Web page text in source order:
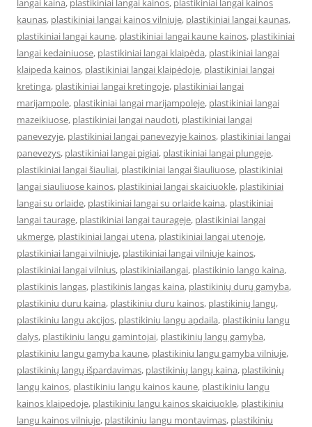
langai kaina, plastikiniai langai kainos, plastikiniai langai kainos
kaunas, plastikiniai langai kainos vilniuje, plastikiniai langai kaunas,
plastikiniai langai kaune, plastikiniai langai kaune kainos, plastikiniai
langai kedainiuose, plastikiniai langai klaipėda, plastikiniai langai
klaipeda kainos, plastikiniai langai klaipėdoje, plastikiniai langai
kretinga, plastikiniai langai kretingoje, plastikiniai langai
marijampole, plastikiniai langai marijampoleje, plastikiniai langai
mazeikiuose, plastikiniai langai naudoti, plastikiniai langai
panevezyje, plastikiniai langai panevezyje kainos, plastikiniai langai
panevezys, plastikiniai langai pigiai, plastikiniai langai plungeje,
plastikiniai langai šiauliai, plastikiniai langai šiauliuose, plastikiniai
langai siauliuose kainos, plastikiniai langai skaiciuokle, plastikiniai
langai su orlaide, plastikiniai langai su orlaide kaina, plastikiniai
langai taurage, plastikiniai langai taurageje, plastikiniai langai
ukmerge, plastikiniai langai utena, plastikiniai langai utenoje,
plastikiniai langai vilniuje, plastikiniai langai vilniuje kainos,
plastikiniai langai vilnius, plastikiniailangai, plastikinio lango kaina,
plastikinis langas, plastikinis langas kaina, plastikinių durų gamyba,
plastikiniu duru kaina, plastikiniu duru kainos, plastikinių langų,
plastikiniu langu akcijos, plastikiniu langu apdaila, plastikiniu langu
dalys, plastikiniu langu gamintojai, plastikinių langų gamyba,
plastikiniu langu gamyba kaune, plastikiniu langu gamyba vilniuje,
plastikinių langų išpardavimas, plastikinių langų kaina, plastikinių
langų kainos, plastikiniu langu kainos kaune, plastikiniu langu
kainos klaipedoje, plastikiniu langu kainos skaiciuokle, plastikiniu
langu kainos vilniuje, plastikiniu langu montavimas, plastikiniu